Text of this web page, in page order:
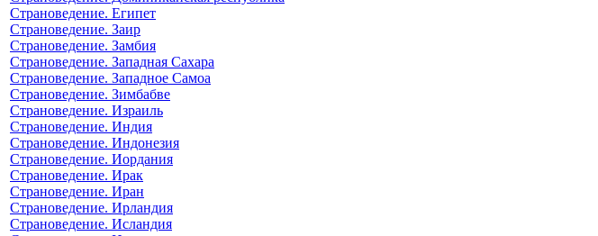
Страноведение. Египет
Страноведение. Заир
Страноведение. Замбия
Страноведение. Западная Сахара
Страноведение. Западное Самоа
Страноведение. Зимбабве
Страноведение. Израиль
Страноведение. Индия
Страноведение. Индонезия
Страноведение. Иордания
Страноведение. Ирак
Страноведение. Иран
Страноведение. Ирландия
Страноведение. Исландия